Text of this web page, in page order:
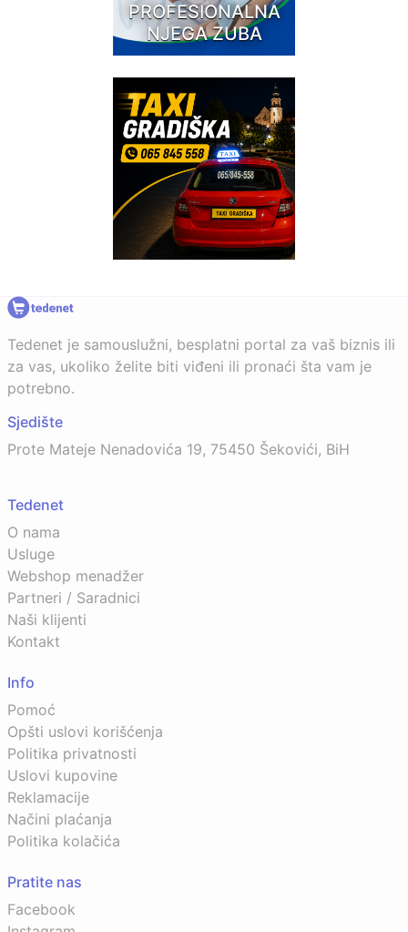
PROFESIONALNA
NJEGA ZUBA
Tedenet je samouslužni, besplatni portal za vaš biznis ili
za vas, ukoliko želite biti viđeni ili pronaći šta vam je
potrebno.
Sjedište
Prote Mateje Nenadovića 19, 75450 Šekovići, BiH
Tedenet
O nama
Usluge
Webshop menadžer
Partneri / Saradnici
Naši klijenti
Kontakt
Info
Pomoć
Opšti uslovi korišćenja
Politika privatnosti
Uslovi kupovine
Reklamacije
Načini plaćanja
Politika kolačića
Pratite nas
Facebook